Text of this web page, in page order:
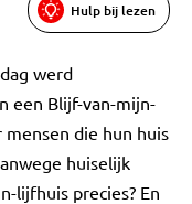
Hulp bij lezen
werd
een Blijf-van-mijn-
die hun huis
huiselijk
lijfhuis precies? En